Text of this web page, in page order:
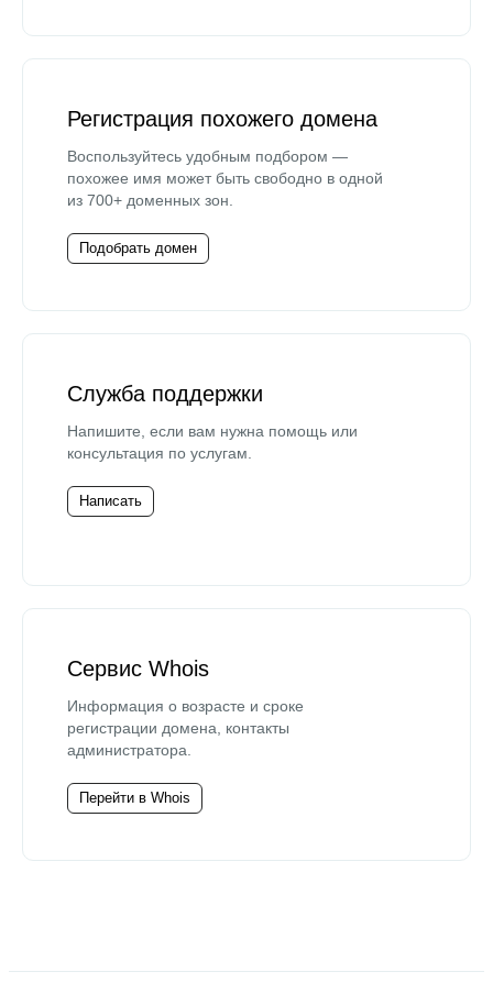
Регистрация похожего домена
Воспользуйтесь удобным подбором —
похожее имя может быть свободно в одной
из 700+ доменных зон.
Подобрать домен
Служба поддержки
Напишите, если вам нужна помощь или
консультация по услугам.
Написать
Сервис Whois
Информация о возрасте и сроке
регистрации домена, контакты
администратора.
Перейти в Whois